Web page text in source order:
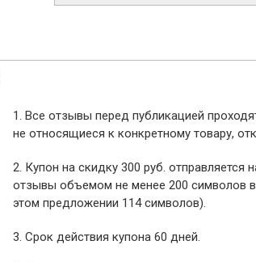
1. Все отзывы перед публикацией
не относящиеся к конкретному товару,
2. Купон на скидку 300 руб. отправляется
отзывы объемом не менее 200 символов
этом предложении 114 символов).
3. Срок действия купона 60 дней.